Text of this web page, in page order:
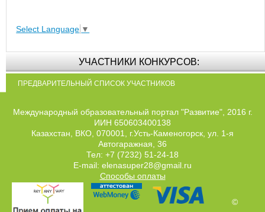
Select Language ▼
УЧАСТНИКИ КОНКУРСОВ:
ПРЕДВАРИТЕЛЬНЫЙ СПИСОК УЧАСТНИКОВ
Международный образовательный портал "Развитие", 2016 г.
ИИН 650603400138
Казахстан, ВКО, 070001, г.Усть-Каменогорск, ул. 1-я
Автогаражная, 36
Тел: +7 (7232) 51-24-18
E-mail: elenasuper28@gmail.ru
Способы оплаты
©